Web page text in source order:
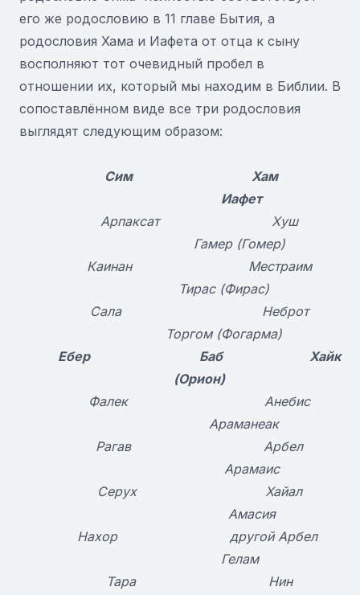
его же родословию в 11 главе Бытия, а
родословия Хама и Иафета от отца к сыну
восполняют тот очевидный пробел в
отношении их, который мы находим в Библии. В
сопоставлённом виде все три родословия
выглядят следующим образом:
Сим Хам
Иафет
Арпаксат Хуш
Гамер (Гомер)
Каинан Местраим
Тирас (Фирас)
СалaНеброт
Торгом (Фогарма)
Ебер Баб Хайк
(Орион)
Фалек Анебис
Араманеак
Рагав Арбел
Арамаис
Серух Хайал
Амасия
Нахор другой Арбел
Гелам
ТарaНин